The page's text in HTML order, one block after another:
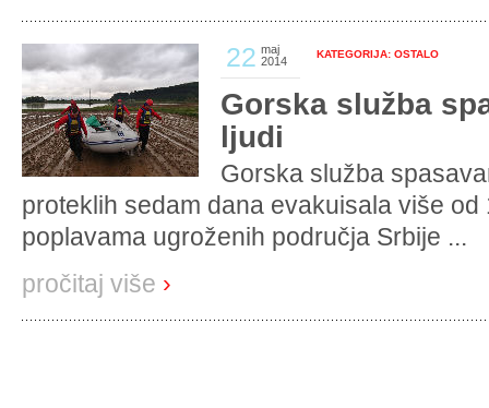
22 maj
2014
KATEGORIJA: OSTALO
Gorska služba
ljudi
Gorska služba
proteklih sedam dana evakuisala više od
poplavama ugroženih područja Srbije ...
pročitaj više ›